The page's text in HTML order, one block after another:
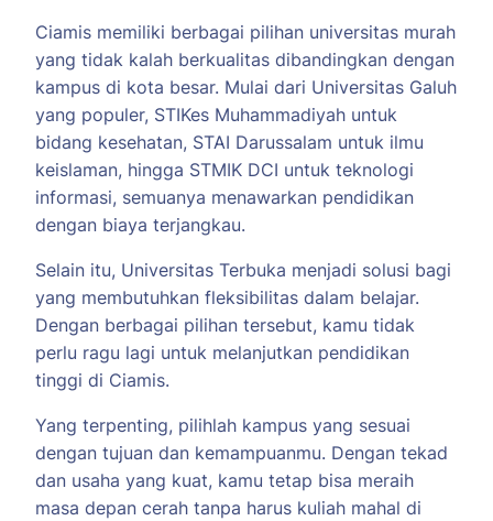
Ciamis memiliki berbagai pilihan universitas murah
yang tidak kalah berkualitas dibandingkan dengan
kampus di kota besar. Mulai dari Universitas Galuh
yang populer, STIKes Muhammadiyah untuk
bidang kesehatan, STAI Darussalam untuk ilmu
keislaman, hingga STMIK DCI untuk teknologi
informasi, semuanya menawarkan pendidikan
dengan biaya terjangkau.
Selain itu, Universitas Terbuka menjadi solusi bagi
yang membutuhkan fleksibilitas dalam belajar.
Dengan berbagai pilihan tersebut, kamu tidak
perlu ragu lagi untuk melanjutkan pendidikan
tinggi di Ciamis.
Yang terpenting, pilihlah kampus yang sesuai
dengan tujuan dan kemampuanmu. Dengan tekad
dan usaha yang kuat, kamu tetap bisa meraih
masa depan cerah tanpa harus kuliah mahal di